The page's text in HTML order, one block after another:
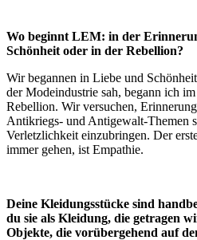
Wo beginnt LEM: in der
Schönheit oder in der Rebellion?
Wir begannen in Liebe und
der Modeindustrie sah, begann ich
Rebellion. Wir versuchen,
Antikriegs- und Antigewalt-Themen
Verletzlichkeit einzubringen. Der
immer gehen, ist Empathie.
Deine Kleidungsstücke sind
du sie als Kleidung, die getragen
Objekte, die vorübergehend auf